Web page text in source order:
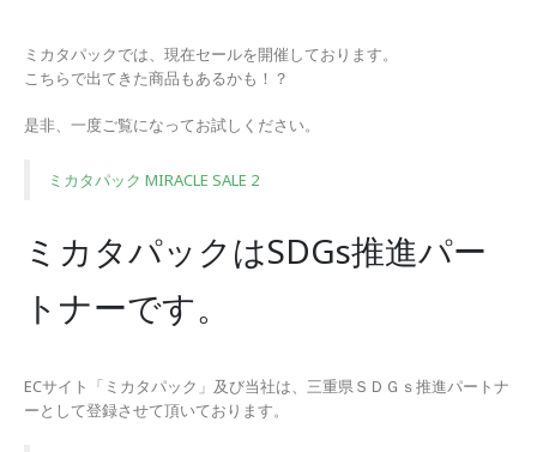
ミカタパックでは、現在セールを開催しております。
こちらで出てきた商品もあるかも！？
是非、一度ご覧になってお試しください。
ミカタパック MIRACLE SALE 2
ミカタパックはSDGs推進パー
トナーです。
ECサイト「ミカタパック」及び当社は、三重県ＳＤＧｓ推進パートナ
ーとして登録させて頂いております。